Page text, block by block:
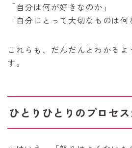
「自分は何が好きなのか」
「自分にとって大切なものは何
これらも、だんだんとわかる
す。
ひとりひとりのプロセ